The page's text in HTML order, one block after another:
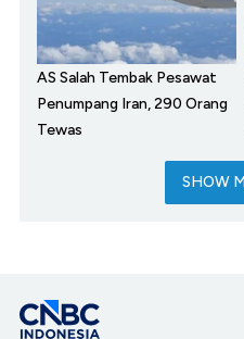
AS Salah Tembak Pesawat
Penumpang Iran, 290 Orang
Tewas
SHOW